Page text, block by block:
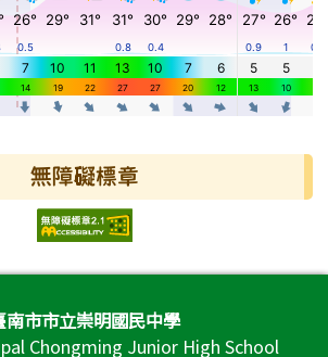
無障礙標章
南市市立崇明國民中學
Chongming Junior High School